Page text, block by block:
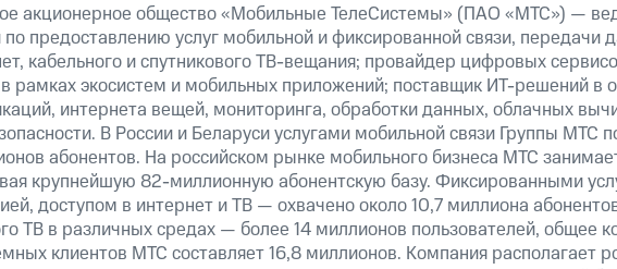
акционерное общество «Мобильные ТелеСистемы» (ПАО «МТС») —
по предоставлению услуг мобильной и фиксированной связи, передачи
кабельного и спутникового ТВ-вещания; провайдер цифровых
рамках экосистем и мобильных приложений; поставщик ИТ-решений в
интернета вещей, мониторинга, обработки данных, облачных
В России и Беларуси услугами мобильной связи Группы МТС
абонентов. На российском рынке мобильного бизнеса МТС
крупнейшую 82-миллионную абонентскую базу. Фиксированными
доступом в интернет и ТВ — охвачено около 10,7 миллиона
ТВ в различных средах — более 14 миллионов пользователей, общее
клиентов МТС составляет 16,8 миллионов. Компания располагает